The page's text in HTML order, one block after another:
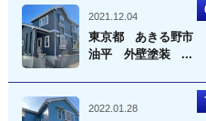
2021.12.04
東京都 あきる野市
油平 外壁塗装 ...
2022.01.28